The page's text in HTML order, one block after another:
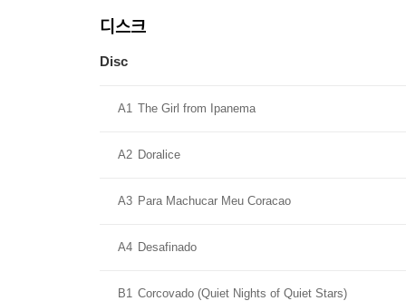
디스크
Disc
A1 The Girl from Ipanema
A2 Doralice
A3 Para Machucar Meu Coracao
A4 Desafinado
B1 Corcovado (Quiet Nights of Quiet Stars)